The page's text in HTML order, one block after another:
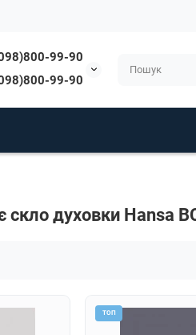
99-90
99-90
скло духовки Hansa
ТОП